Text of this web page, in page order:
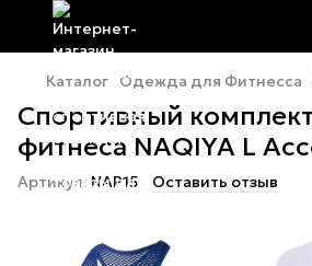
Каталог Одежда для Фитнесса
Спортивный
фитнеса NAQIYA L
Артикул: NAP15 Оставить отзыв